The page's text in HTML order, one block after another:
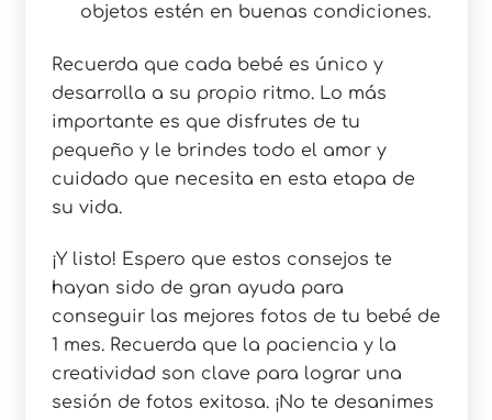
objetos estén en buenas condiciones.
Recuerda que cada bebé es único y
desarrolla a su propio ritmo. Lo más
importante es que disfrutes de tu
pequeño y le brindes todo el amor y
cuidado que necesita en esta etapa de
su vida.
¡Y listo! Espero que estos consejos te
hayan sido de gran ayuda para
conseguir las mejores fotos de tu bebé de
1 mes. Recuerda que la paciencia y la
creatividad son clave para lograr una
sesión de fotos exitosa. ¡No te desanimes